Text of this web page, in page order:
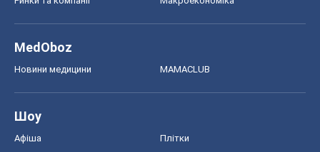
MedOboz
Новини медицини MAMACLUB
Шоу
Афіша Плітки